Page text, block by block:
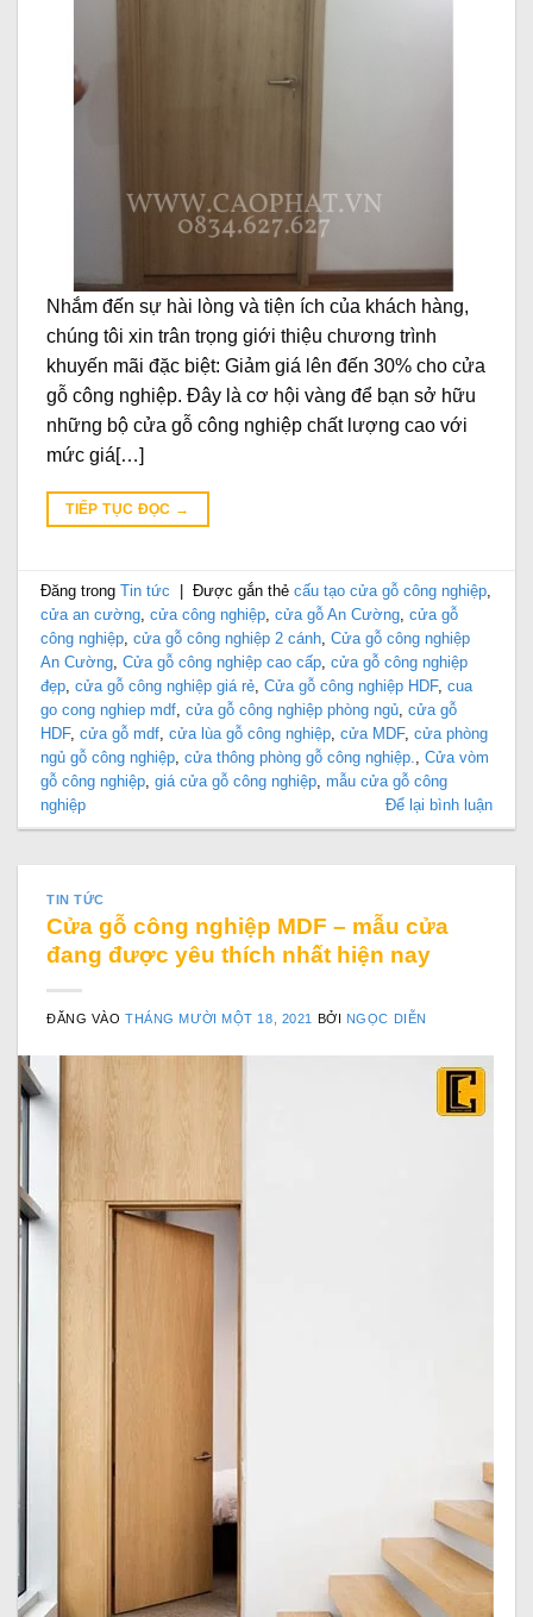
Nhắm đến sự hài lòng và tiện ích của khách hàng,
chúng tôi xin trân trọng giới thiệu chương trình
khuyến mãi đặc biệt: Giảm giá lên đến 30% cho cửa
gỗ công nghiệp. Đây là cơ hội vàng để bạn sở hữu
những bộ cửa gỗ công nghiệp chất lượng cao với
mức giá[…]
TIẾP TỤC ĐỌC →
Đăng trongTin tức Được gắn thẻcấu tạo cửa gỗ công nghiệp
cửa an cường ,cửa công nghiệp ,cửa gỗ An Cường ,cửa gỗ
công nghiệp ,cửa gỗ công nghiệp 2 cánh ,Cửa gỗ công nghiệp
An Cường ,Cửa gỗ công nghiệp cao cấp ,cửa gỗ công nghiệp
đẹp ,cửa gỗ công nghiệp giá rẻ ,Cửa gỗ công nghiệp HDF,cua
go cong nghiep mdf ,cửa gỗ công nghiệp phòng ngủ ,cửa gỗ
HDF,cửa gỗ mdf ,cửa lùa gỗ công nghiệp ,cửa MDF,cửa phòng
ngủ gỗ công nghiệp ,cửa thông phòng gỗ công nghiệp. ,Cửa vòm
gỗ công nghiệp ,giá cửa gỗ công nghiệp ,mẫu cửa gỗ công
nghiệp
Để lại bình luận
TIN TỨC
Cửa gỗ công nghiệp MDF – mẫu cửa
đang được yêu thích nhất hiện nay
ĐĂNG VÀOTHÁNG MƯỜI MỘT 18, 2021 BỞI NGỌC DIỄN